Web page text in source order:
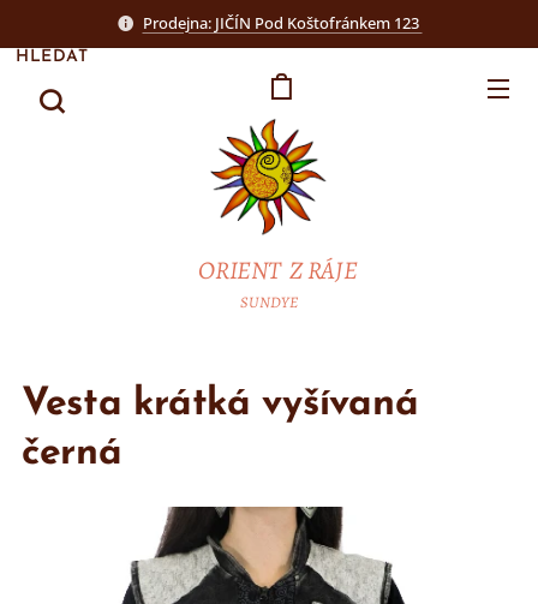
Prodejna: JIČÍN Pod Koštofránkem 123
ORIENT Z RÁJE
SUNDYE
HLEDAT
Vesta krátká vyšívaná
černá